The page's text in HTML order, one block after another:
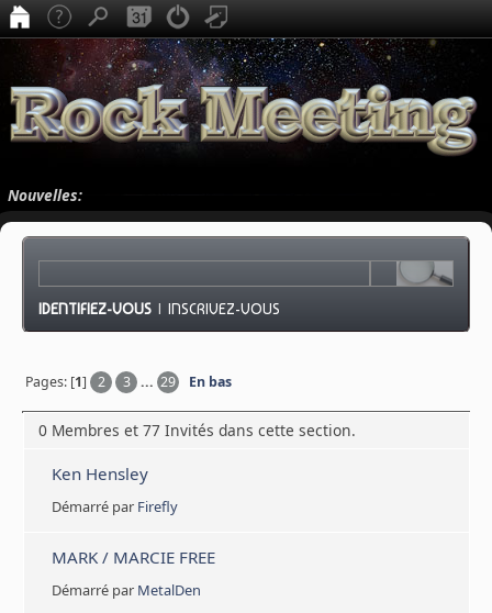
Nouvelles:
IDENTIFIEZ-VOUS |INSCRIVEZ-VOUS
Pages: [1] 2 3 ...29 En bas
0 Membres et 77 Invités dans cette section.
Ken Hensley
Démarré par Firefly
MARK / MARCIE FREE
Démarré par MetalDen